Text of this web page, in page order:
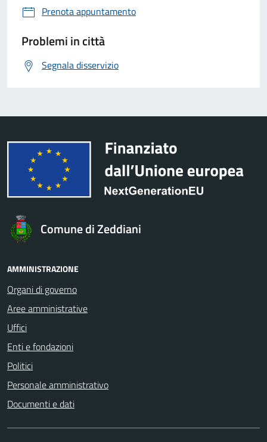
Prenota appuntamento
Problemi in città
Segnala disservizio
Comune di Zeddiani
AMMINISTRAZIONE
Organi di governo
Aree amministrative
Uffici
Enti e fondazioni
Politici
Personale amministrativo
Documenti e dati